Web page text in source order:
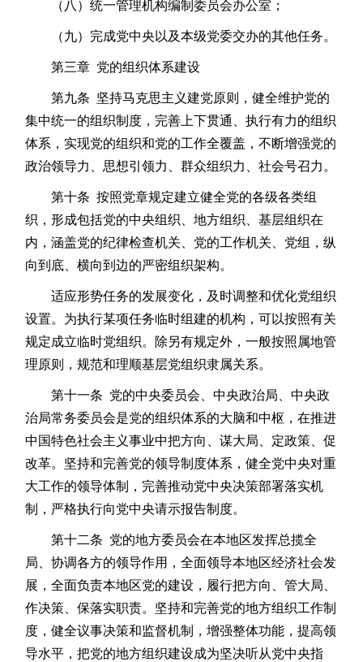
（八）统一管理机构编制委员会办公室；
（九）完成党中央以及本级党委交办的其他任务。
第三章 党的组织体系建设
第九条 坚持马克思主义建党原则，健全维护党的
集中统一的组织制度，完善上下贯通、执行有力的组织
体系，实现党的组织和党的工作全覆盖，不断增强党的
政治领导力、思想引领力、群众组织力、社会号召力。
第十条 按照党章规定建立健全党的各级各类组
织，形成包括党的中央组织、地方组织、基层组织在
内，涵盖党的纪律检查机关、党的工作机关、党组，纵
向到底、横向到边的严密组织架构。
适应形势任务的发展变化，及时调整和优化党组织
设置。为执行某项任务临时组建的机构，可以按照有关
规定成立临时党组织。除另有规定外，一般按照属地管
理原则，规范和理顺基层党组织隶属关系。
第十一条 党的中央委员会、中央政治局、中央政
治局常务委员会是党的组织体系的大脑和中枢，在推进
中国特色社会主义事业中把方向、谋大局、定政策、促
改革。坚持和完善党的领导制度体系，健全党中央对重
大工作的领导体制，完善推动党中央决策部署落实机
制，严格执行向党中央请示报告制度。
第十二条 党的地方委员会在本地区发挥总揽全
局、协调各方的领导作用，全面领导本地区经济社会发
展，全面负责本地区党的建设，履行把方向、管大局、
作决策、保落实职责。坚持和完善党的地方组织工作制
度，健全议事决策和监督机制，增强整体功能，提高领
导水平，把党的地方组织建设成为坚决听从党中央指